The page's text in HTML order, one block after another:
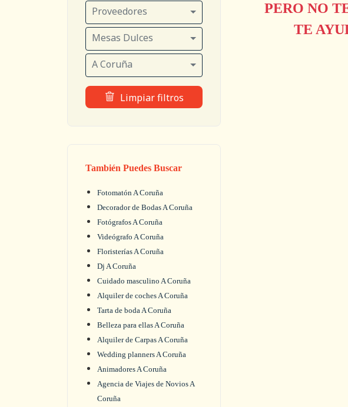
Proveedores
Mesas Dulces
A Coruña
Limpiar filtros
También Puedes Buscar
Fotomatón A Coruña
Decorador de Bodas A Coruña
Fotógrafos A Coruña
Videógrafo A Coruña
Floristerías A Coruña
Dj A Coruña
Cuidado masculino A Coruña
Alquiler de coches A Coruña
Tarta de boda A Coruña
Belleza para ellas A Coruña
Alquiler de Carpas A Coruña
Wedding planners A Coruña
Animadores A Coruña
Agencia de Viajes de Novios A
Coruña
PERO NO
TE